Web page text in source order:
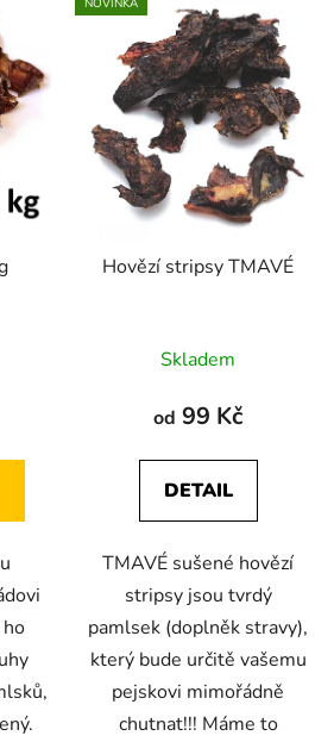
NOVINKA
Hovězí stripsy TMAVÉ
hodnocení
produktu
5,0
z
hvězdiček.
Skladem
od 99 Kč
DETAIL
TMAVÉ sušené hovězí
stripsy jsou tvrdý
pamlsek (doplněk stravy),
který bude určitě vašemu
pejskovi mimořádně
chutnat!!! Máme to